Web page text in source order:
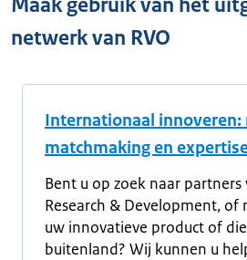
netwerk van RVO
Internationaal innoveren:
matchmaking en
Bent u op zoek naar
Research & Development, of
uw innovatieve product of
buitenland? Wij kunnen u